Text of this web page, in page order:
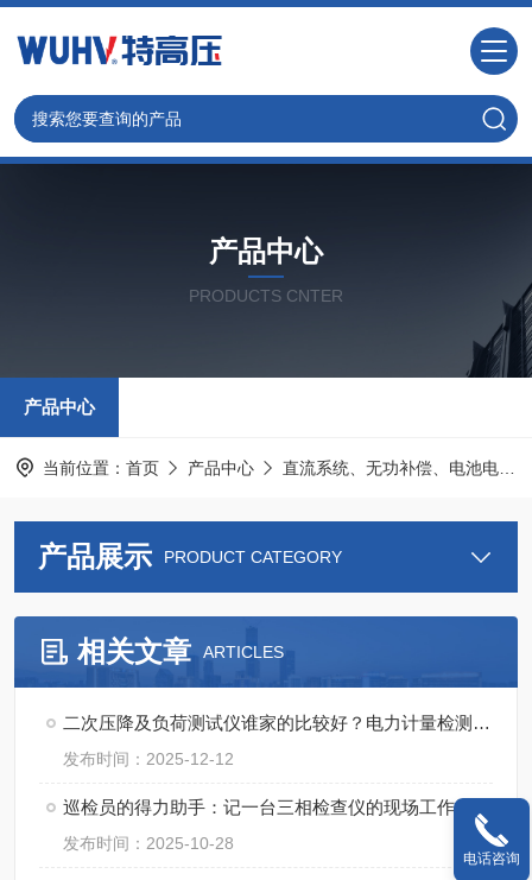
产品中心
PRODUCTS CNTER
产品中心
当前位置： 首页 产品中心 直流系统、无功补偿、电池电机检测仪器
产品展示 PRODUCT CATEGORY
相关文章 ARTICLES
二次压降及负荷测试仪谁家的比较好？电力计量检测设备技术评述
发布时间：2025-12-12
巡检员的得力助手：记一台三相检查仪的现场工作日
发布时间：2025-10-28
电话咨询